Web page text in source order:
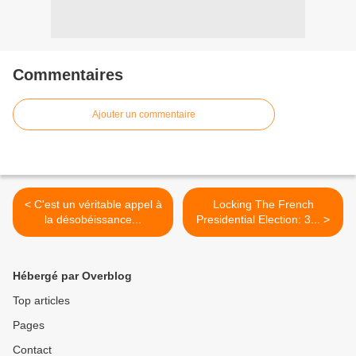
Commentaires
Ajouter un commentaire
< C'est un véritable appel à
la désobéissance...
Locking The French
Presidential Election: 3... >
Hébergé par Overblog
Top articles
Pages
Contact